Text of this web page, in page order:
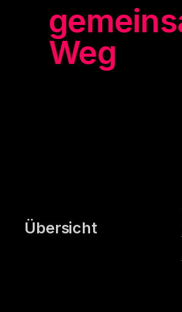
Weg
Übersicht
Coaching für